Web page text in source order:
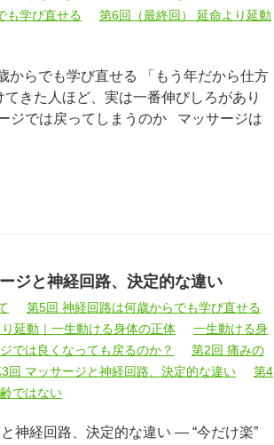
も学び直せる
第6回（最終回） 延命より延動
からでも学び直せる 「もう年だから仕方
きた人ほど、実は一番伸びしろがあり
ジでは戻ってしまうのか マッサージは
ジと神経回路、決定的な違い
第5回 神経回路は何歳からでも学び直せる
延動｜一生動ける身体の正体
一生動ける身
では良くなっても戻るのか？
第2回 痛みの
回 マッサージと神経回路、決定的な違い
第4
ではない
神経回路、決定的な違い ― “今だけ楽”